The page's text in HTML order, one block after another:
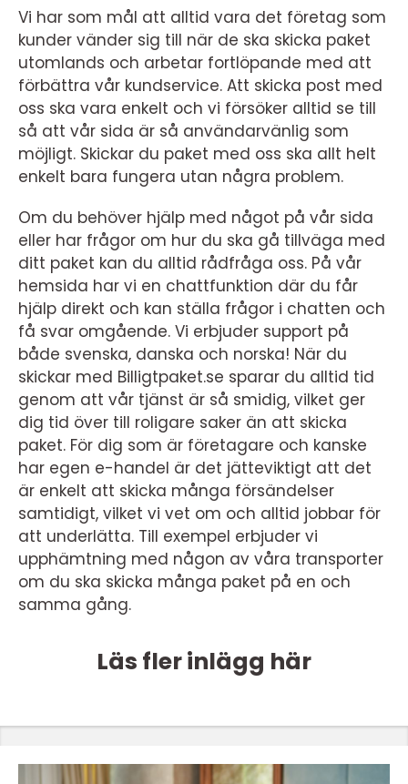
Vi har som mål att alltid vara det företag som
kunder vänder sig till när de ska skicka paket
utomlands och arbetar fortlöpande med att
förbättra vår kundservice. Att skicka post med
oss ska vara enkelt och vi försöker alltid se till
så att vår sida är så användarvänlig som
möjligt. Skickar du paket med oss ska allt helt
enkelt bara fungera utan några problem.
Om du behöver hjälp med något på vår sida
eller har frågor om hur du ska gå tillväga med
ditt paket kan du alltid rådfråga oss. På vår
hemsida har vi en chattfunktion där du får
hjälp direkt och kan ställa frågor i chatten och
få svar omgående. Vi erbjuder support på
både svenska, danska och norska! När du
skickar med Billigtpaket.se sparar du alltid tid
genom att vår tjänst är så smidig, vilket ger
dig tid över till roligare saker än att skicka
paket. För dig som är företagare och kanske
har egen e-handel är det jätteviktigt att det
är enkelt att skicka många försändelser
samtidigt, vilket vi vet om och alltid jobbar för
att underlätta. Till exempel erbjuder vi
upphämtning med någon av våra transporter
om du ska skicka många paket på en och
samma gång.
Läs fler inlägg här